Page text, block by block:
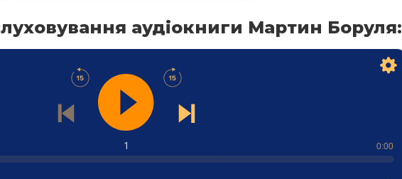
аудіокниги Мартин Боруля:
1 0:00